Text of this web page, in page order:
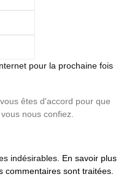
pour la prochaine fois
êtes d'accord pour que
nous confiez.
indésirables. En savoir plus
commentaires sont traitées